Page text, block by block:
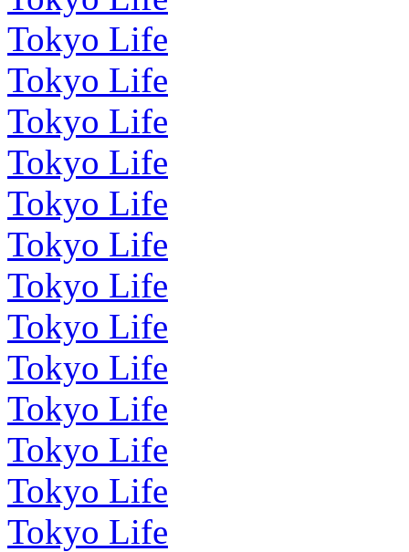
Tokyo Life
Tokyo Life
Tokyo Life
Tokyo Life
Tokyo Life
Tokyo Life
Tokyo Life
Tokyo Life
Tokyo Life
Tokyo Life
Tokyo Life
Tokyo Life
Tokyo Life